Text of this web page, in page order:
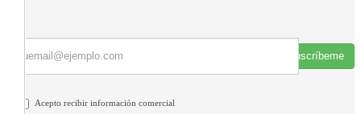
Suscríbeme
Acepto recibir información comercial